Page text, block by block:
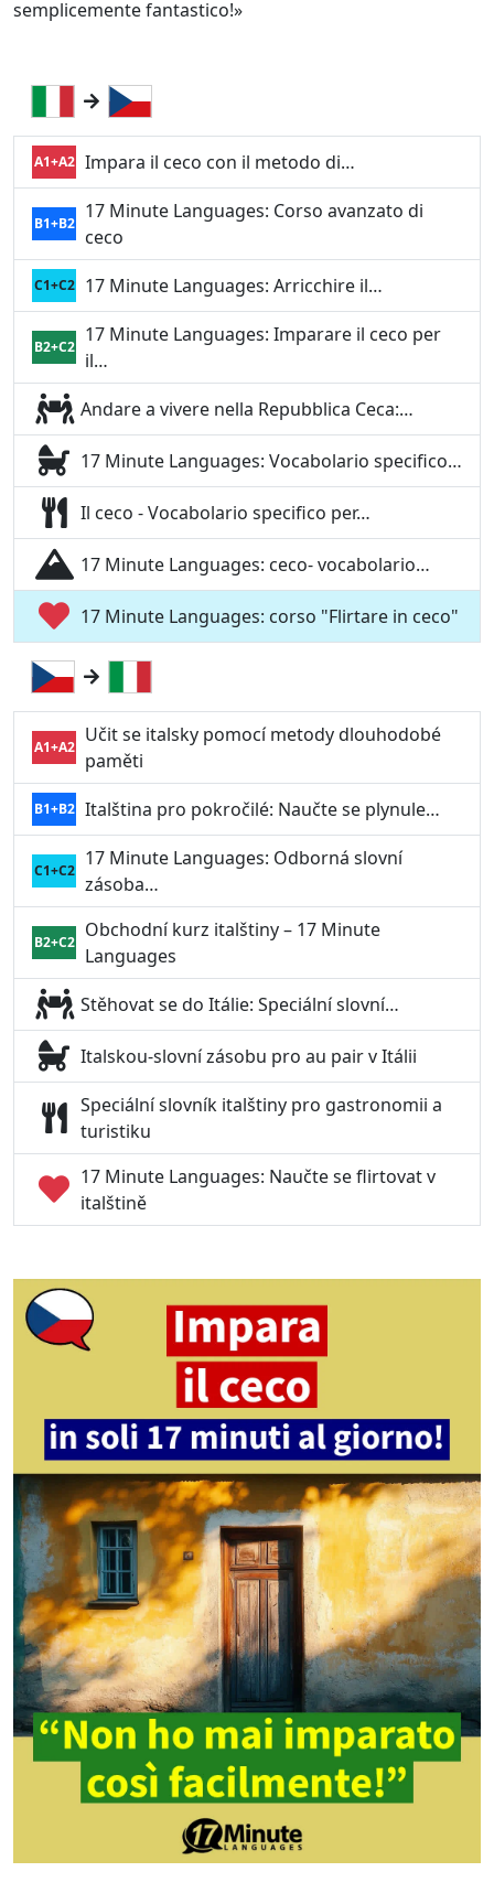
semplicemente fantastico!»
A1+A2 Impara il ceco con il metodo di…
B1+B2
17 Minute Languages: Corso avanzato di
ceco
C1+C2 17 Minute Languages: Arricchire il…
B2+C2
17 Minute Languages: Imparare il ceco per
il…
Andare a vivere nella Repubblica Ceca:…
17 Minute Languages: Vocabolario specifico…
Il ceco - Vocabolario specifico per…
17 Minute Languages: ceco- vocabolario…
17 Minute Languages: corso "Flirtare in ceco"
A1+A2
Učit se italsky pomocí metody dlouhodobé
paměti
B1+B2 Italština pro pokročilé: Naučte se plynule…
C1+C2
17 Minute Languages: Odborná slovní
zásoba…
B2+C2
Obchodní kurz italštiny – 17 Minute
Languages
Stěhovat se do Itálie: Speciální slovní…
Italskou-slovní zásobu pro au pair v Itálii
Speciální slovník italštiny pro gastronomii a
turistiku
17 Minute Languages: Naučte se flirtovat v
italštině